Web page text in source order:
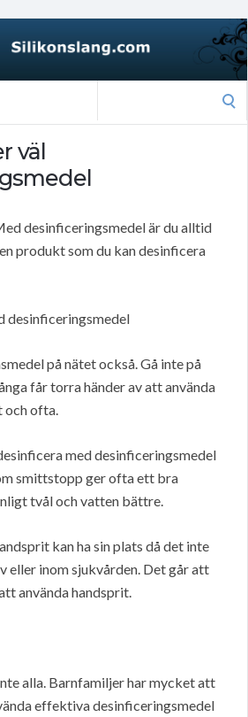
väl
desinficeringsmedel är du alltid
produkt som du kan desinficera
desinficeringsmedel
på nätet också. Gå inte på
får torra händer av att använda
och ofta.
med desinficeringsmedel
smittstopp ger ofta ett bra
tvål och vatten bättre.
kan ha sin plats då det inte
eller inom sjukvården. Det går att
använda handsprit.
alla. Barnfamiljer har mycket att
effektiva desinficeringsmedel